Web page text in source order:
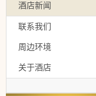
酒店新闻
联系我们
周边环境
关于酒店